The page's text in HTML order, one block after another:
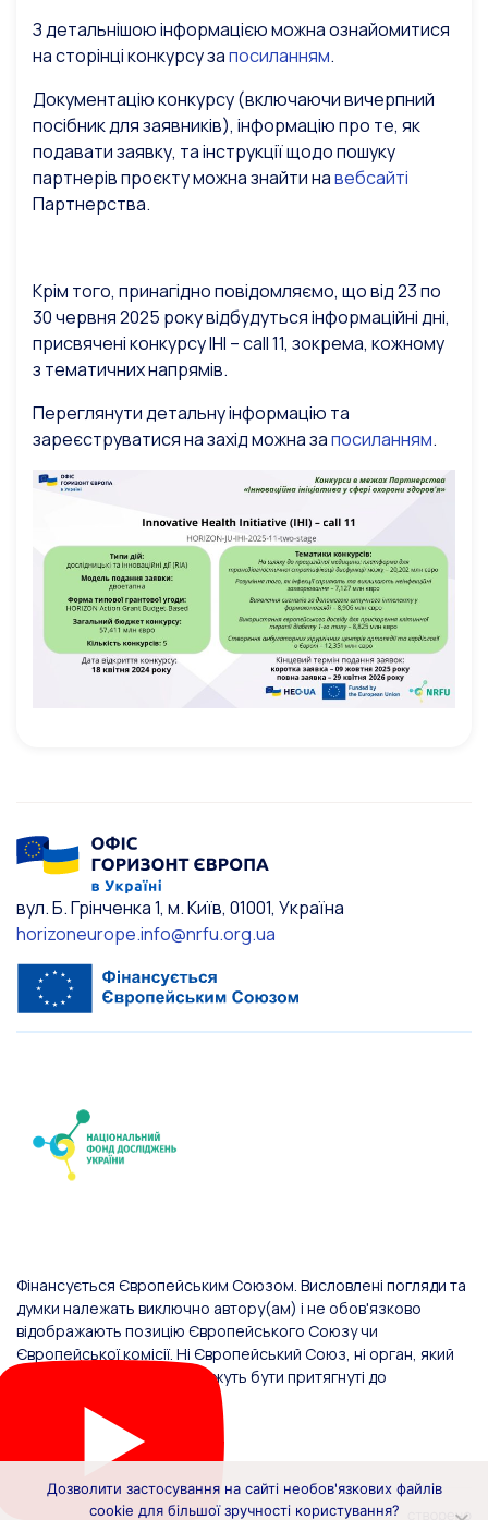
З детальнішою інформацією можна ознайомитися
на сторінці конкурсу запосиланням.
Документацію конкурсу (включаючи вичерпний
посібник для заявників), інформацію про те, як
подавати заявку, та інструкції щодо пошуку
партнерів проєкту можна знайти навебсайті
Партнерства.
Крім того, принагідно повідомляємо, що від 23 по
30 червня 2025 року відбудуться інформаційні дні,
присвячені конкурсу IHI – call 11, зокрема, кожному
з тематичних напрямів.
Переглянути детальну інформацію та
зареєструватися на захід можна запосиланням.
вул. Б. Грінченка 1, м. Київ, 01001, Україна
horizoneurope.info@nrfu.org.ua
Фінансується Європейським Союзом. Висловлені погляди та
думки належать виключно автору(ам) і не обов'язково
відображають позицію Європейського Союзу чи
Європейської комісії. Ні Європейський Союз, ні орган, який
надав фінансування, не можуть бути притягнуті до
Дозволити застосування на сайті необов'язкових файлів
cookie для більшої зручності користування?